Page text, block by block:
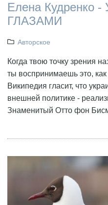
Елена Кудренко
ГЛАЗАМИ
Авторское
Когда твою точку зрения
ты воспринимаешь это,
Википедия гласит, что
внешней политике -
Знаменитый Отто фон